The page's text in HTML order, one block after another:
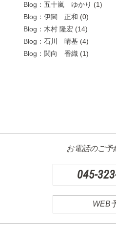
Blog：五十嵐 ゆかり (1)
Blog：伊関 正和 (0)
Blog：木村 隆宏(14)
Blog：石川 晴基(4)
Blog：関向 香織(1)
お電話のご予
045-
WEB